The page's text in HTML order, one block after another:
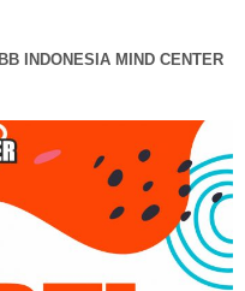
INDONESIA MIND CENTER